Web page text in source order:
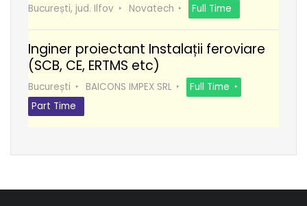
București, jud. Ilfov Novatech Full Time
Inginer proiectant Instalații feroviare
(SCB, CE, ERTMS etc)
București BAICONS IMPEX SRL
Full Time
Part Time